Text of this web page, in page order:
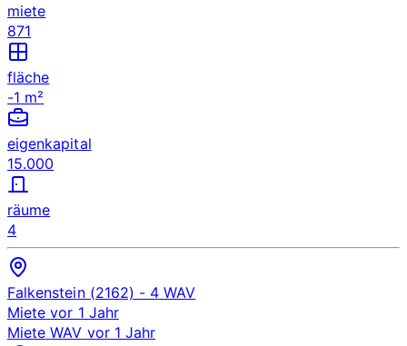
miete
871
fläche
-1 m²
eigenkapital
15.000
räume
4
Falkenstein (2162) - 4 WAV
Miete vor 1 Jahr
Miete WAV vor 1 Jahr